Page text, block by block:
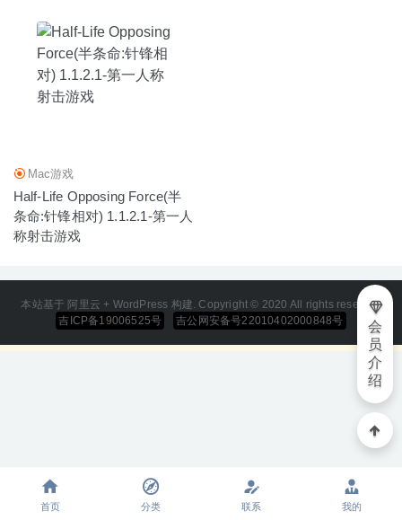
Mac游戏
Half-Life Opposing Force(半
条命:针锋相对) 1.1.2.1-第一人
称射击游戏
本站基于 阿里云 + WordPress 构建. Copyright © 2020 All rights reserved
吉ICP备19006525号
吉公网安备号22010402000848号
会
员
介
绍
Joyoshare Media Cutter 3.2.1.45 破解版–专业的视频剪切
编辑工具 2020-04-14
SILKYPIX Developer Studio Pro 10.0.6.0 – 方便直观的
RAW照片处理工具
首页 分类 联系 我的